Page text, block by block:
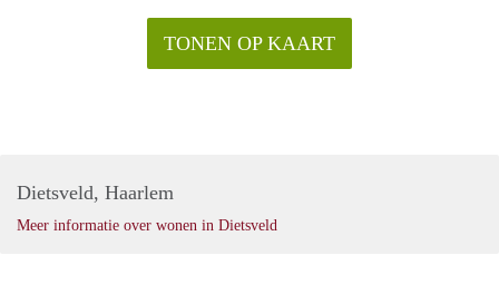
TONEN OP KAART
Dietsveld, Haarlem
Meer informatie over wonen in Dietsveld